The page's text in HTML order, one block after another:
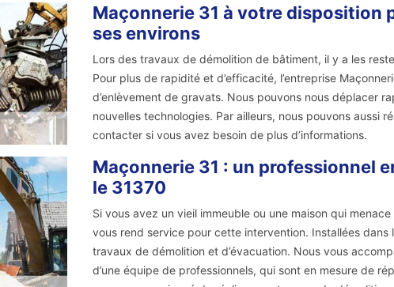
Maçonnerie 31 à votre disposition
ses environs
Lors des travaux de démolition de bâtiment, il y a les
Pour plus de rapidité et d’efficacité, l’entreprise
d’enlèvement de gravats. Nous pouvons nous déplacer
nouvelles technologies. Par ailleurs, nous pouvons aussi
contacter si vous avez besoin de plus d’informations.
Maçonnerie 31 : un professionnel
le 31370
Si vous avez un vieil immeuble ou une maison qui
vous rend service pour cette intervention. Installées
travaux de démolition et d’évacuation. Nous vous
d’une équipe de professionnels, qui sont en mesure de